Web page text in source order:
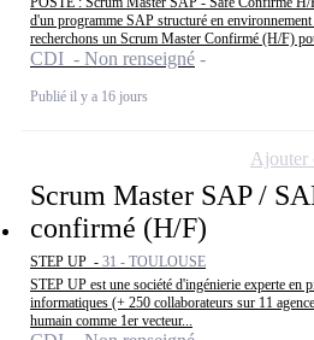
d'un programme SAP structuré en
recherchons un Scrum Master Confirmé (H/F)
CDI - Non renseigné
Publié il y a 16 jours
Scrum Master SAP /
confirmé (H/F)
STEP UP - 31 - TOULOUSE
STEP UP est une société d'ingénierie experte en
informatiques (+ 250 collaborateurs sur 11
humain comme 1er vecteur...
Ajouter